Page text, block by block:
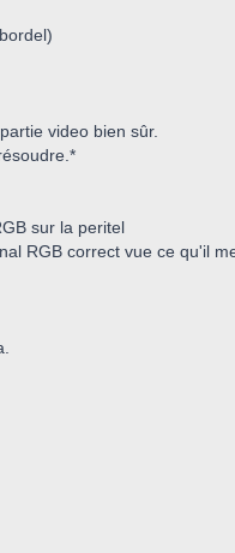
video bien sûr.
sur la peritel
RGB correct vue ce qu'il